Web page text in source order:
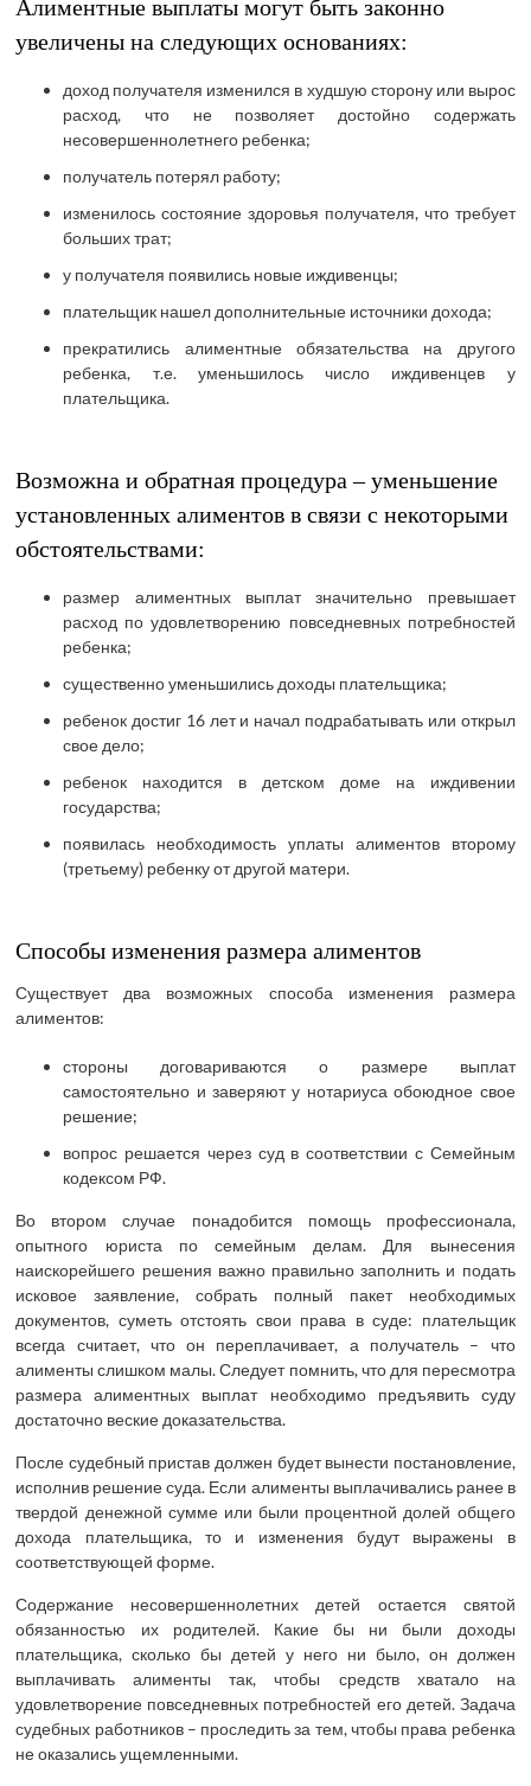
Алиментные выплаты могут быть законно
увеличены на следующих основаниях:
доход получателя изменился в худшую сторону или вырос
расход, что не позволяет достойно содержать
несовершеннолетнего ребенка;
получатель потерял работу;
изменилось состояние здоровья получателя, что требует
больших трат;
у получателя появились новые иждивенцы;
плательщик нашел дополнительные источники дохода;
прекратились алиментные обязательства на другого
ребенка, т.е. уменьшилось число иждивенцев у
плательщика.
Возможна и обратная процедура – уменьшение
установленных алиментов в связи с некоторыми
обстоятельствами:
размер алиментных выплат значительно превышает
расход по удовлетворению повседневных потребностей
ребенка;
существенно уменьшились доходы плательщика;
ребенок достиг 16 лет и начал подрабатывать или открыл
свое дело;
ребенок находится в детском доме на иждивении
государства;
появилась необходимость уплаты алиментов второму
(третьему) ребенку от другой матери.
Способы изменения размера алиментов
Существует два возможных способа изменения размера
алиментов:
стороны договариваются о размере выплат
самостоятельно и заверяют у нотариуса обоюдное свое
решение;
вопрос решается через суд в соответствии с Семейным
кодексом РФ.
Во втором случае понадобится помощь профессионала,
опытного юриста по семейным делам. Для вынесения
наискорейшего решения важно правильно заполнить и подать
исковое заявление, собрать полный пакет необходимых
документов, суметь отстоять свои права в суде: плательщик
всегда считает, что он переплачивает, а получатель – что
алименты слишком малы. Следует помнить, что для пересмотра
размера алиментных выплат необходимо предъявить суду
достаточно веские доказательства.
После судебный пристав должен будет вынести постановление,
исполнив решение суда. Если алименты выплачивались ранее в
твердой денежной сумме или были процентной долей общего
дохода плательщика, то и изменения будут выражены в
соответствующей форме.
Содержание несовершеннолетних детей остается святой
обязанностью их родителей. Какие бы ни были доходы
плательщика, сколько бы детей у него ни было, он должен
выплачивать алименты так, чтобы средств хватало на
удовлетворение повседневных потребностей его детей. Задача
судебных работников – проследить за тем, чтобы права ребенка
не оказались ущемленными.